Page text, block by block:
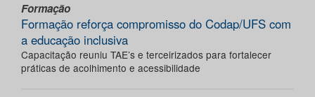
Formação
Formação reforça compromisso do Codap/UFS com
a educação inclusiva
Capacitação reuniu TAE’s e terceirizados para fortalecer
práticas de acolhimento e acessibilidade